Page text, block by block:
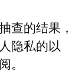
查的结果，
隐私的以
。